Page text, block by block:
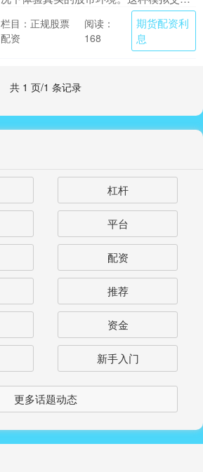
提供了宝贵的学习机会，让投资者在无风
险的情况下磨练自己....
栏目：正规股票
配资
阅读：
168
期货配资利
息
共 1 页/1 条记录
杠杆
平台
配资
推荐
资金
新手入门
更多话题动态